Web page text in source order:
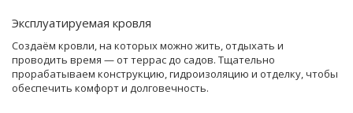
Эксплуатируемая кровля
Создаём кровли, на которых можно жить, отдыхать и
проводить время — от террас до садов. Тщательно
прорабатываем конструкцию, гидроизоляцию и отделку, чтобы
обеспечить комфорт и долговечность.